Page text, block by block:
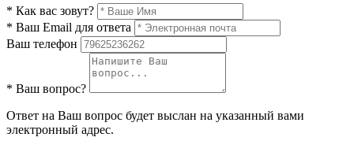
* Как вас зовут?
* Ваш Email для ответа
Ваш телефон
* Ваш вопрос?
Ответ на Ваш вопрос будет выслан на указанный вами
электронный адрес.